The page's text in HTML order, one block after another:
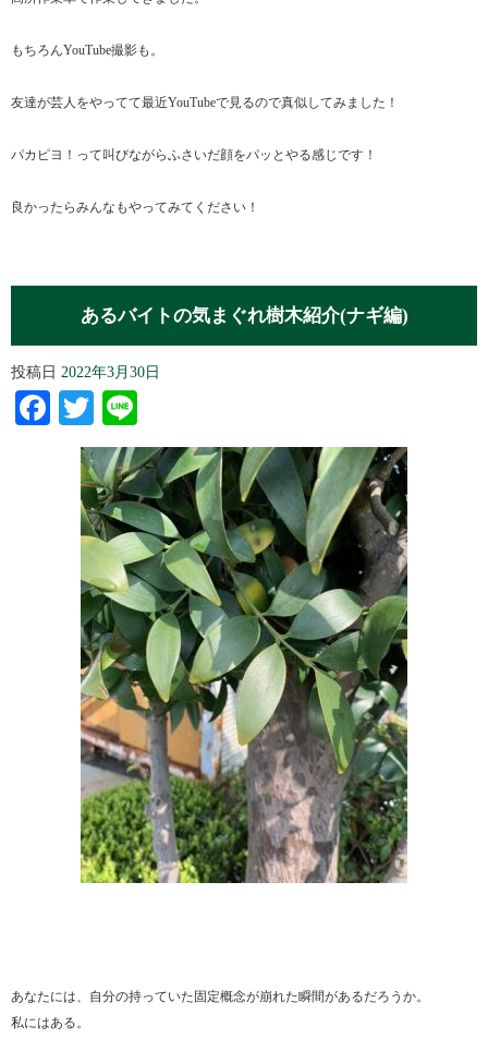
もちろんYouTube撮影も。
友達が芸人をやってて最近YouTubeで見るので真似してみました！
パカピヨ！って叫びながらふさいだ顔をパッとやる感じです！
良かったらみんなもやってみてください！
あるバイトの気まぐれ樹木紹介(ナギ編)
投稿日 2022年3月30日
Facebook
Twitter
あなたには、自分の持っていた固定概念が崩れた瞬間が あるだろうか。
私にはある。